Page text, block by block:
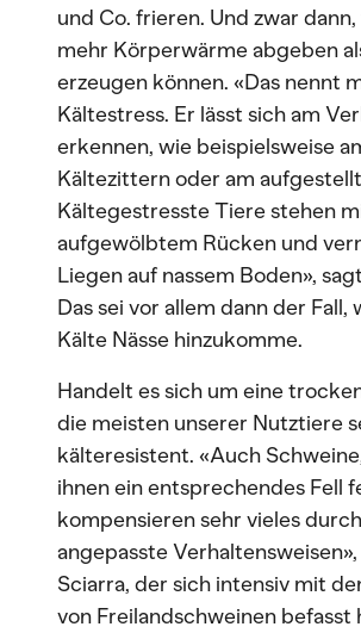
und Co. frieren. Und zwar
mehr Körperwärme abgeben
erzeugen können. «Das nennt
Kältestress. Er lässt sich am
erkennen, wie beispielsweise
Kältezittern oder am
Kältegestresste Tiere stehen
aufgewölbtem Rücken und
Liegen auf nassem Boden»,
Das sei vor allem dann der Fall,
Kälte Nässe hinzukomme.
Handelt es sich um eine
die meisten unserer Nutztiere
kälteresistent. «Auch
ihnen ein entsprechendes Fell
kompensieren sehr vieles durch
angepasste
Sciarra, der sich intensiv mit
von Freilandschweinen befasst